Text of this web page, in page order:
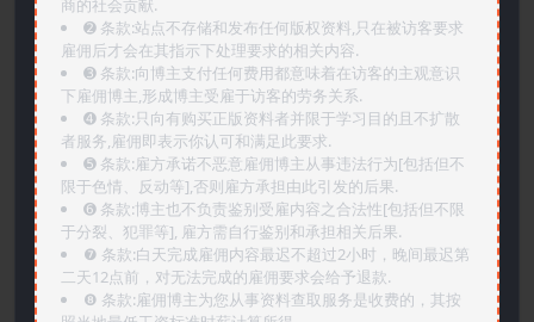
商的社会贡献.
➋️ 条款:站点不存储和发布任何版权资料,只在被访客要求
雇佣后才会在其指示下处理要求的相关内容.
➌️ 条款:向博主支付任何费用都意味着在访客的主观意识
下雇佣博主,形成博主受雇于访客的劳务关系.
➍️ 条款:只向有购买正版资料者并限于学习目的且不扩散
者服务,雇佣即表示你认可和满足此要求.
➎ 条款:雇方承诺不恶意雇佣博主从事违法行为[包括但不
限于色情、反动等],否则雇方承担由此引发的后果.
➏️ 条款:博主也不负责鉴别受雇内容之合法性[包括但不限
于分裂、犯罪等], 雇方需自行鉴别和承担相关后果.
❼ 条款:白天完成雇佣内容最迟不超过2小时，晚间最迟第
二天12点前，对无法完成的雇佣要求会给予退款.
❽ 条款:雇佣博主为您从事资料查取服务是收费的，其按